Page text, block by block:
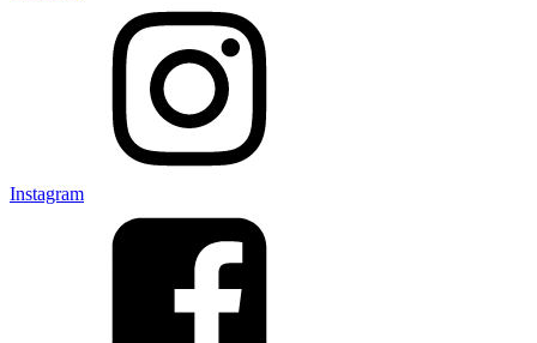
Instagram